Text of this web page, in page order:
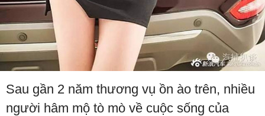
Sau gần 2 năm thương vụ ồn ào trên, nhiều
người hâm mộ tò mò về cuộc sống của